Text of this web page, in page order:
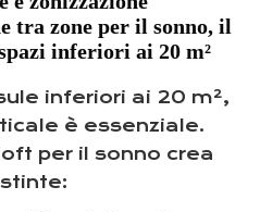
tra zone per il sonno, il
inferiori ai 20 m²
inferiori ai 20 m²,
è essenziale.
per il sonno crea